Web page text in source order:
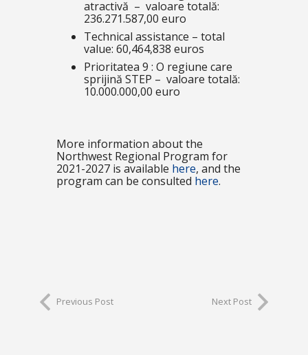
atractivă – valoare totală:
236.271.587,00 euro
Technical assistance – total
value: 60,464,838 euros
Prioritatea 9 : O regiune care
sprijină STEP – valoare totală:
10.000.000,00 euro
More information about the
Northwest Regional Program for
2021-2027 is available here, and the
program can be consulted here.
Previous Post Next Post